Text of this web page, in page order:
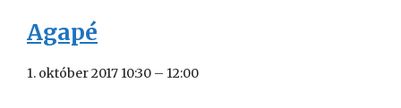
Agapé
1. október 2017 10:30 – 12:00